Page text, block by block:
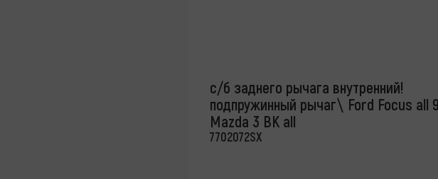
с/б заднего рычага внутренний!
подпружинный рычаг\ Ford Focus all
Mazda 3 BK all
7702072SX